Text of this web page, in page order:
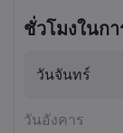
ชั่วโมงในกา
วันจันทร์
วันอังคาร